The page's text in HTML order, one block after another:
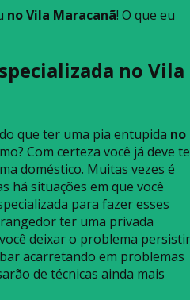
no Vila Maracanã! O que eu
no Vila
que ter uma pia entupida no
Com certeza você já deve
doméstico. Muitas vezes é
há situações em que você
para fazer esses
ter uma privada
deixar o problema persistir
acarretando em problemas
de técnicas ainda mais